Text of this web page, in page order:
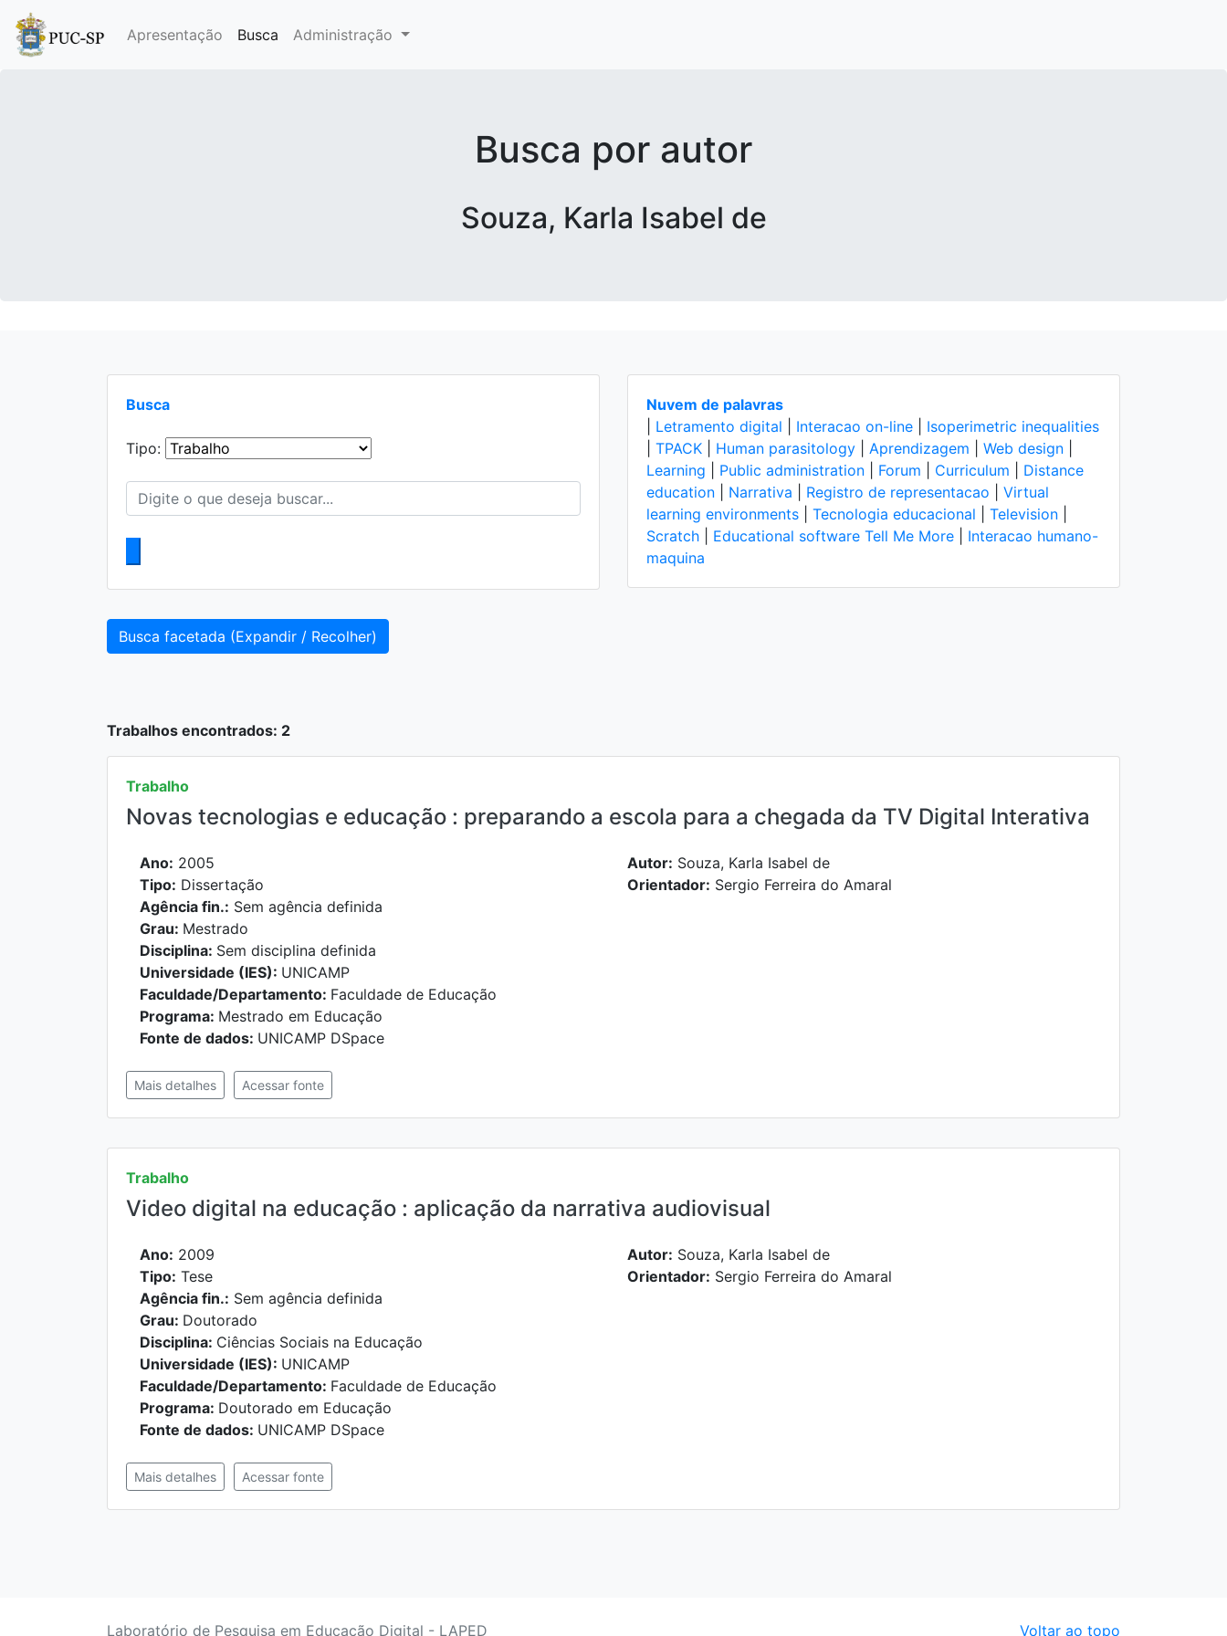
Apresentação Busca Administração
Busca por autor
Souza, Karla Isabel de
Busca
Tipo:
Nuvem de palavras
Letramento digital Interacao on-line
Isoperimetric inequalities
TPACK Human parasitology Aprendizagem Web design
Learning
Public administration Forum Curriculum
Distance
education
Narrativa Registro de representacao
Virtual
learning environments
Tecnologia educacional Television
Scratch
Educational software Tell Me More
Interacao humano-
maquina
Busca facetada (Expandir / Recolher)
Trabalhos encontrados: 2
Trabalho
Novas tecnologias e educação : preparando a escola para a chegada da TV Digital Interativa
Ano: 2005
Tipo: Dissertação
Agência fin.: Sem agência definida
Grau: Mestrado
Disciplina: Sem disciplina definida
Universidade (IES): UNICAMP
Faculdade/Departamento: Faculdade de Educação
Programa: Mestrado em Educação
Fonte de dados: UNICAMP DSpace
Autor: Souza, Karla Isabel de
Orientador: Sergio Ferreira do Amaral
Mais detalhes Acessar fonte
Trabalho
Video digital na educação : aplicação da narrativa audiovisual
Ano: 2009
Tipo: Tese
Agência fin.: Sem agência definida
Grau: Doutorado
Disciplina: Ciências Sociais na Educação
Universidade (IES): UNICAMP
Faculdade/Departamento: Faculdade de Educação
Programa: Doutorado em Educação
Fonte de dados: UNICAMP DSpace
Autor: Souza, Karla Isabel de
Orientador: Sergio Ferreira do Amaral
Mais detalhes Acessar fonte
Voltar ao topo
Laboratório de Pesquisa em Educação Digital - LAPED